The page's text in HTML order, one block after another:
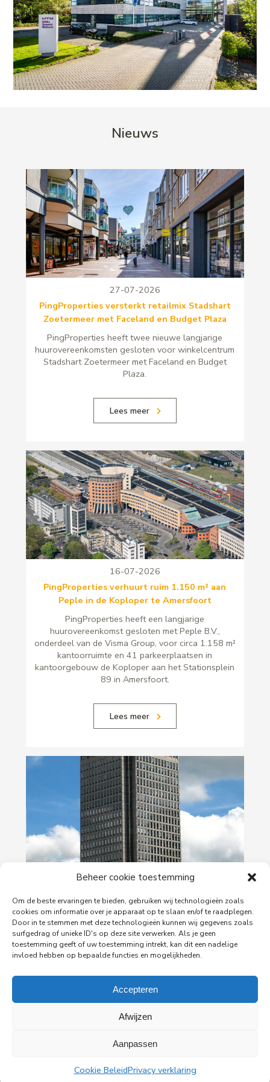
Beheer cookie toestemming
Om de beste ervaringen te bieden, gebruiken wij technologieën zoals
cookies om informatie over je apparaat op te slaan en/of te raadplegen.
Door in te stemmen met deze technologieën kunnen wij gegevens zoals
surfgedrag of unieke ID's op deze site verwerken. Als je geen
toestemming geeft of uw toestemming intrekt, kan dit een nadelige
invloed hebben op bepaalde functies en mogelijkheden.
Accepteren
Afwijzen
Aanpassen
Cookie BeleidPrivacy verklaring
Nieuws
27-07-2026
PingProperties versterkt retailmix Stadshart
Zoetermeer met Faceland en Budget Plaza
PingProperties heeft twee nieuwe langjarige
huurovereenkomsten gesloten voor winkelcentrum
Stadshart Zoetermeer met Faceland en Budget
Plaza.
Lees meer
16-07-2026
PingProperties verhuurt ruim 1.150 m² aan
Peple in de Koploper te Amersfoort
PingProperties heeft een langjarige
huurovereenkomst gesloten met Peple B.V.,
onderdeel van de Visma Group, voor circa 1.158 m²
kantoorruimte en 41 parkeerplaatsen in
kantoorgebouw de Koploper aan het Stationsplein
89 in Amersfoort.
Lees meer
29-06-2026
de Rembrandttoren in Amsterdam
PingProperties heeft haar hoofdkantoor gevestigd
in de Rembrandttoren (Rembrandt Tower), het
iconische gebouw aan het Amstelplein in
Amsterdam.
Lees meer
Alle nieuwsberichten